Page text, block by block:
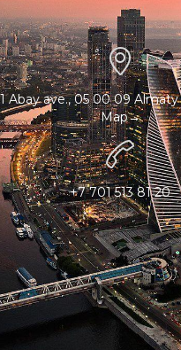

Abay ave., 05 00 09
Map→

+7 701 513 81 20